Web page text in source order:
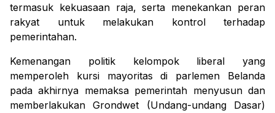
termasuk kekuasaan raja, serta menekankan peran
rakyat untuk melakukan kontrol terhadap
pemerintahan.
Kemenangan politik kelompok liberal yang
memperoleh kursi mayoritas di parlemen Belanda
pada akhirnya memaksa pemerintah menyusun dan
memberlakukanGrondwet (Undang-undang Dasar)